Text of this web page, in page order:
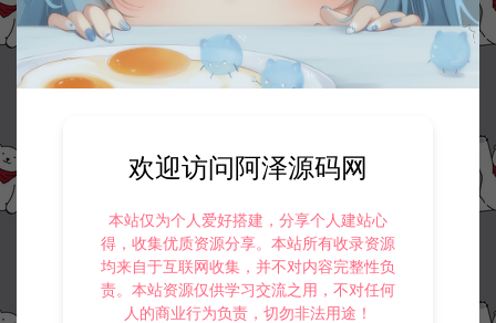
此资源下载价格为 30 星钻，请先 登录
欢迎访问阿泽源码网
本站仅为个人爱好搭建，分享个人建站心
得，收集优质资源分享。本站所有收录资源
均来自于互联网收集，并不对内容完整性负
责。本站资源仅供学习交流之用，不对任何
人的商业行为负责，切勿非法用途！